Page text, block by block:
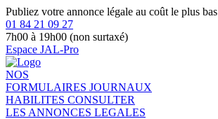
Publiez votre annonce légale au coût le plus bas
01 84 21 09 27
7h00 à 19h00 (non surtaxé)
Espace JAL-Pro
NOS
FORMULAIRES JOURNAUX
HABILITES CONSULTER
LES ANNONCES LEGALES